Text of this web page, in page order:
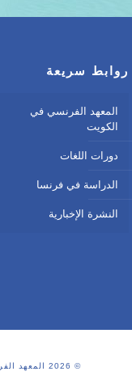
روابط سريعة
المعهد الفرنسي في
الكويت
دورات اللغات
الدراسة في فرنسا
النشرة الإخبارية
© 2026 المعهد الفرنسي في الكويت. جميع الحقوق محفوظة | مدعوم من: